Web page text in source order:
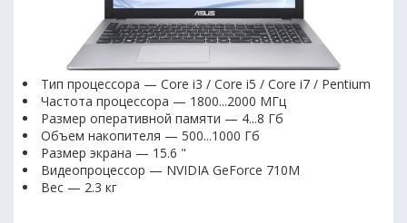
Тип процессора — Core i3 / Core i5 / Core i7 / Pentium
Частота процессора — 1800...2000 МГц
Размер оперативной памяти — 4...8 Гб
Объем накопителя — 500...1000 Гб
Размер экрана — 15.6 "
Видеопроцессор — NVIDIA GeForce 710M
Вес — 2.3 кг